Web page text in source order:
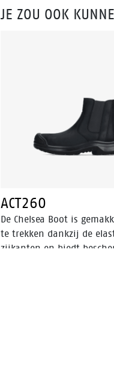
Vermindert
voorkomt vermoeide
JE ZOU OOK
ACT260
De Chelsea Boot is
te trekken dankzij de
zijkanten en biedt